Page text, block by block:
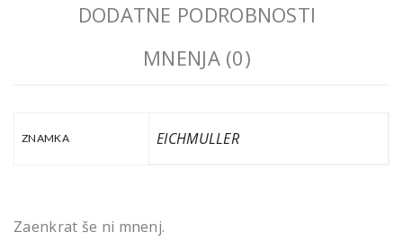
DODATNE PODROBNOSTI
MNENJA (0)
ZNAMKA EICHMULLER
Zaenkrat še ni mnenj.